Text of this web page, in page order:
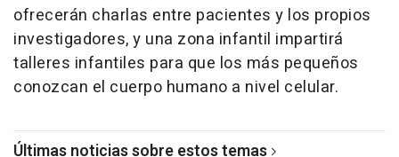
ofrecerán charlas entre pacientes y los propios
investigadores, y una zona infantil impartirá
talleres infantiles para que los más pequeños
conozcan el cuerpo humano a nivel celular.
Últimas noticias sobre estos temas